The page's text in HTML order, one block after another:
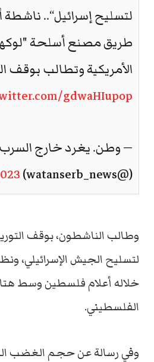
لتسليح إسرائيل“.. ناشطة
طريق مصنع أسلحة
الأمريكية وتطالب بوقف
gdwaHIupop
— وطن. يغرد خارج السرب
(@watanserb_news)
وطالب الناشطون، بوقف
لتسليح الجيش الإسرائيلي،
خلاله أعلام فلسطين وسط
الفلسطيني.
وفي رسالة عن حجم الغضب